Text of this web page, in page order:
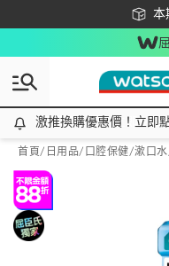
本
下
激推換購優惠價！立即點我
激推換購優惠價！立即
首頁/ 日用品/ 口腔保健/漱口水